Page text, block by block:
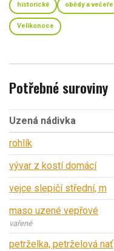
historické obědy a večeře
Velikonoce
Potřebné suroviny
Uzená nádivka
rohlík
vývar z kostí domácí
vejce slepičí střední, m
maso uzené vepřové
vařené
petrželka, petrželová nať